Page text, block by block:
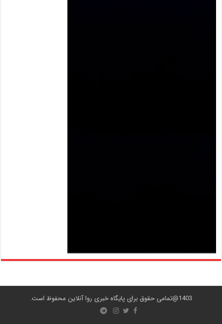
1403@تمامی حقوق برای پایگاه خبری روا آنلاین محفوظ است.